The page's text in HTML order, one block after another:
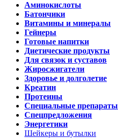
Аминокислоты
Батончики
Витамины и минералы
Гейнеры
Готовые напитки
Диетические продукты
Для связок и суставов
Жиросжигатели
Здоровье и долголетие
Креатин
Протеины
Специальные препараты
Спецпредложения
Энергетики
Шейкеры и бутылки